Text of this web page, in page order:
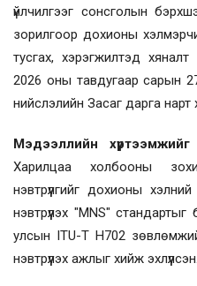
үйлчилгээг сонсголын
зорилгоор дохионы
тусгах, хэрэгжилтэд
2026 оны тавдугаар сарын
нийслэлийн Засаг дарга нарт
Мэдээллийн
Харилцаа холбооны
нэвтрүүлгийг дохионы
нэвтрүүлэх "MNS"
улсын ITU-T H702
нэвтрүүлэх ажлыг хийж эхлүүлсэн.